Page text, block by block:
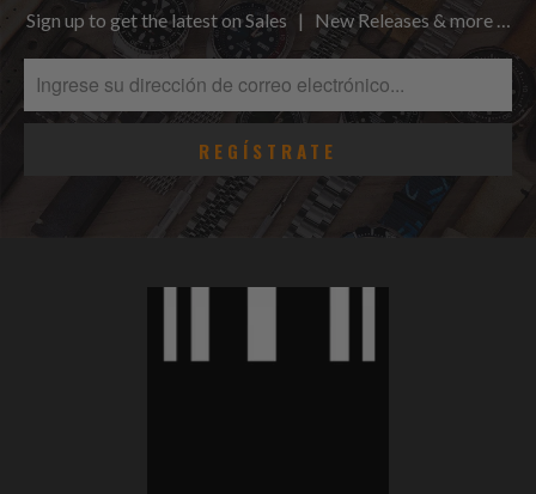
Sign up to get the latest on Sales | New Releases & more …